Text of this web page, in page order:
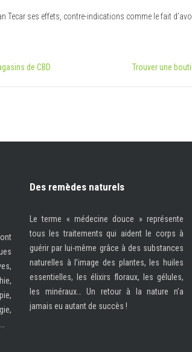
Tecar ses effets, contre-indications comme le fait
de CBD Trouver une
Des remèdes naturels
Le terme « médecine douce » représente
tous les traitements qui aident le corps à
guérir par lui-même grâce à des substances
naturelles à l’image des plantes, les huiles
essentielles, les élixirs floraux, les gélules,
les minéraux… Un retour à la nature n’a
jamais eu autant de succès !